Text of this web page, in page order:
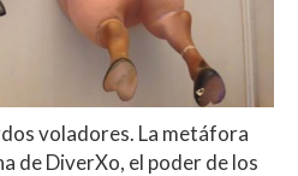
voladores. La metáfora
de DiverXo, el poder de los